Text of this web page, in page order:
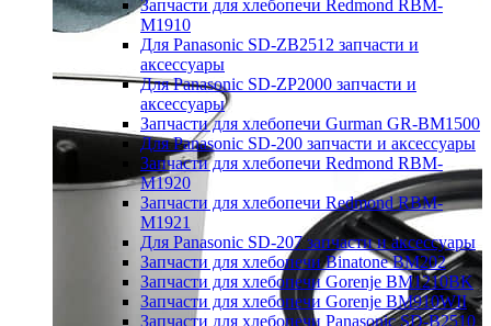
Запчасти для хлебопечи Redmond RBM-
M1910
Для Panasonic SD-ZB2512 запчасти и
аксессуары
Для Panasonic SD-ZP2000 запчасти и
аксессуары
Запчасти для хлебопечи Gurman GR-BM1500
Для Panasonic SD-200 запчасти и аксессуары
Запчасти для хлебопечи Redmond RBM-
M1920
Запчасти для хлебопечи Redmond RBM-
M1921
Для Panasonic SD-207 запчасти и аксессуары
Запчасти для хлебопечи Binatone BM202
Запчасти для хлебопечи Gorenje BM1210BK
Запчасти для хлебопечи Gorenje BM910WII
Запчасти для хлебопечи Panasonic SD-B2510